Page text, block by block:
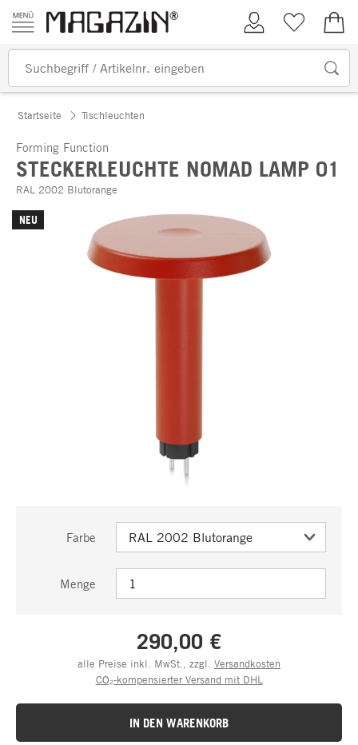
Zum Inhalt springen
Kundenkonto
Merkliste
Startseite Tischleuchten
Forming Function
STECKERLEUCHTE NOMAD LAMP 01
RAL 2002 Blutorange
NEU
Farbe
Menge
290,00 €
alle Preise inkl. MwSt., zzgl. Versandkosten
CO₂-kompensierter Versand mit DHL
IN DEN WARENKORB